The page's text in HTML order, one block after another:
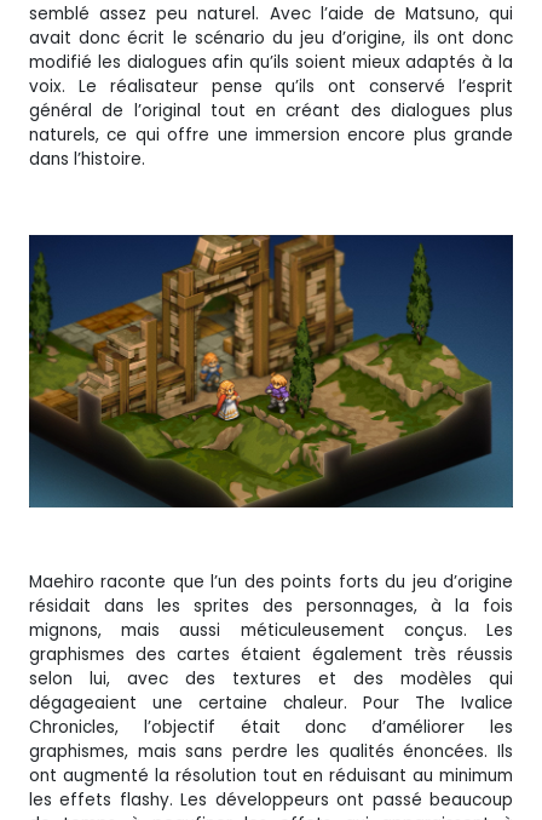
semblé assez peu naturel. Avec l’aide de Matsuno, qui
avait donc écrit le scénario du jeu d’origine, ils ont donc
modifié les dialogues afin qu’ils soient mieux adaptés à la
voix. Le réalisateur pense qu’ils ont conservé l’esprit
général de l’original tout en créant des dialogues plus
naturels, ce qui offre une immersion encore plus grande
dans l’histoire.
Maehiro raconte que l’un des points forts du jeu d’origine
résidait dans les sprites des personnages, à la fois
mignons, mais aussi méticuleusement conçus. Les
graphismes des cartes étaient également très réussis
selon lui, avec des textures et des modèles qui
dégageaient une certaine chaleur. Pour The Ivalice
Chronicles, l’objectif était donc d’améliorer les
graphismes, mais sans perdre les qualités énoncées. Ils
ont augmenté la résolution tout en réduisant au minimum
les effets flashy. Les développeurs ont passé beaucoup